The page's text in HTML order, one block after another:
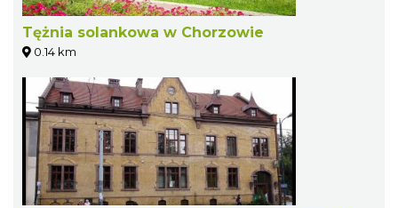
Tężnia solankowa w Chorzowie
0.14 km